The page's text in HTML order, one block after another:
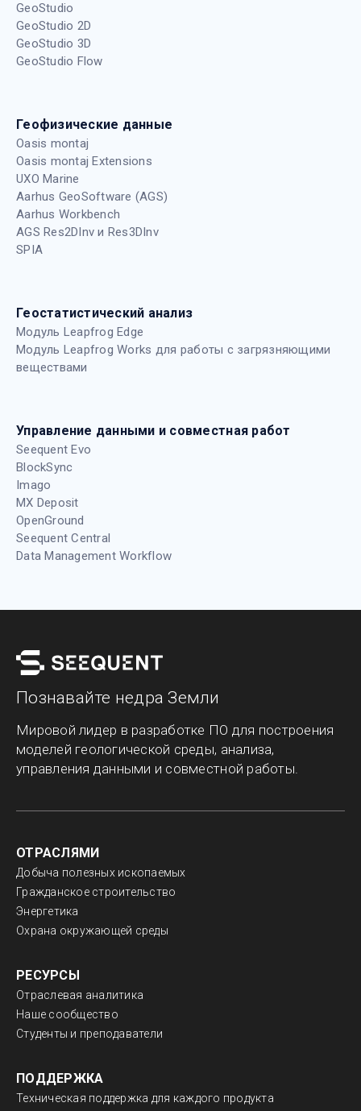
GeoStudio
GeoStudio 2D
GeoStudio 3D
GeoStudio Flow
Геофизические данные
Oasis montaj
Oasis montaj Extensions
UXO Marine
Aarhus GeoSoftware (AGS)
Aarhus Workbench
AGS Res2DInv и Res3DInv
SPIA
Геостатистический анализ
Модуль Leapfrog Edge
Модуль Leapfrog Works для работы с загрязняющими
веществами
Управление данными и совместная работ
Seequent Evo
BlockSync
Imago
MX Deposit
OpenGround
Seequent Central
Data Management Workflow
Познавайте недра Земли
Мировой лидер в разработке ПО для построения
моделей геологической среды, анализа,
управления данными и совместной работы.
ОТРАСЛЯМИ
Добыча полезных ископаемых
Гражданское строительство
Энергетика
Охрана окружающей среды
РЕСУРСЫ
Отраслевая аналитика
Наше сообщество
Студенты и преподаватели
ПОДДЕРЖКА
Техническая поддержка для каждого продукта